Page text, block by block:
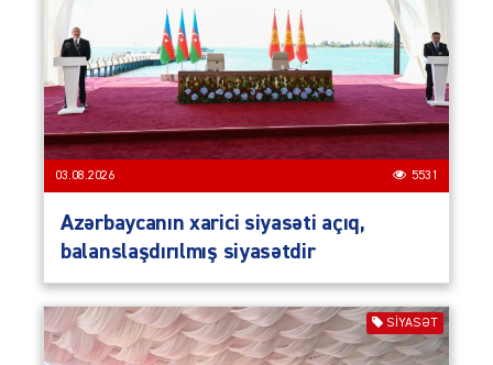
03.08.2026 5531
Azərbaycanın xarici siyasəti açıq,
balanslaşdırılmış siyasətdir
SIYASƏT